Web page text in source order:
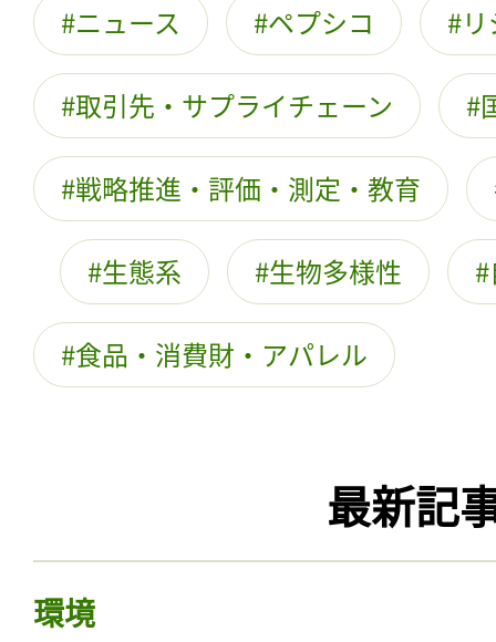
ニュース ペプシコ
取引先・サプライチェーン
戦略推進・評価・測定・教育
生態系 生物多様性
食品・消費財・アパレル
最新記
環境